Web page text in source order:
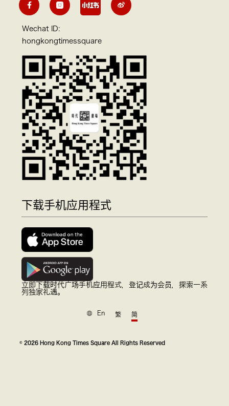
Wechat ID:
hongkongtimessquare
下载手机应用程式
立即下载时代广场手机应用程式，登记成为会员，探索一系
列独家礼遇。
En 繁 简
© 2026 Hong Kong Times Square All Rights Reserved